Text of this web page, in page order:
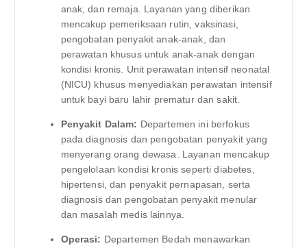
anak, dan remaja. Layanan yang diberikan
mencakup pemeriksaan rutin, vaksinasi,
pengobatan penyakit anak-anak, dan
perawatan khusus untuk anak-anak dengan
kondisi kronis. Unit perawatan intensif neonatal
(NICU) khusus menyediakan perawatan intensif
untuk bayi baru lahir prematur dan sakit.
Penyakit Dalam: Departemen ini berfokus
pada diagnosis dan pengobatan penyakit yang
menyerang orang dewasa. Layanan mencakup
pengelolaan kondisi kronis seperti diabetes,
hipertensi, dan penyakit pernapasan, serta
diagnosis dan pengobatan penyakit menular
dan masalah medis lainnya.
Operasi: Departemen Bedah menawarkan